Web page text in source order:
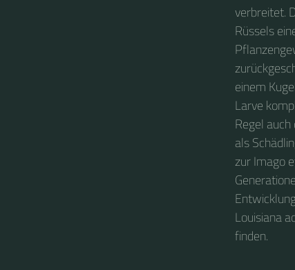
verbreitet.
Rüssels
einem
Larve
Regel
als
zur Imago
Louisiana
finden.